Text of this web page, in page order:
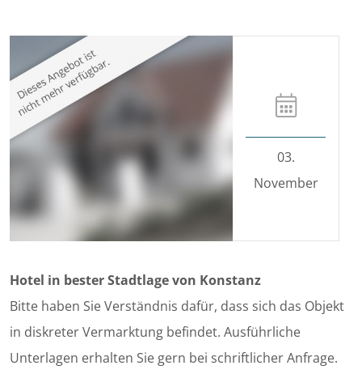
03.
November
Hotel in bester Stadtlage von Konstanz
Bitte haben Sie Verständnis dafür, dass sich das Objekt
in diskreter Vermarktung befindet. Ausführliche
Unterlagen erhalten Sie gern bei schriftlicher Anfrage.